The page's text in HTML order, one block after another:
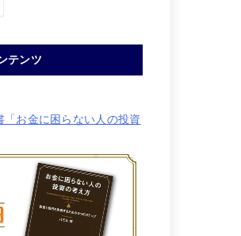
テンツ
「お金に困らない人の投資